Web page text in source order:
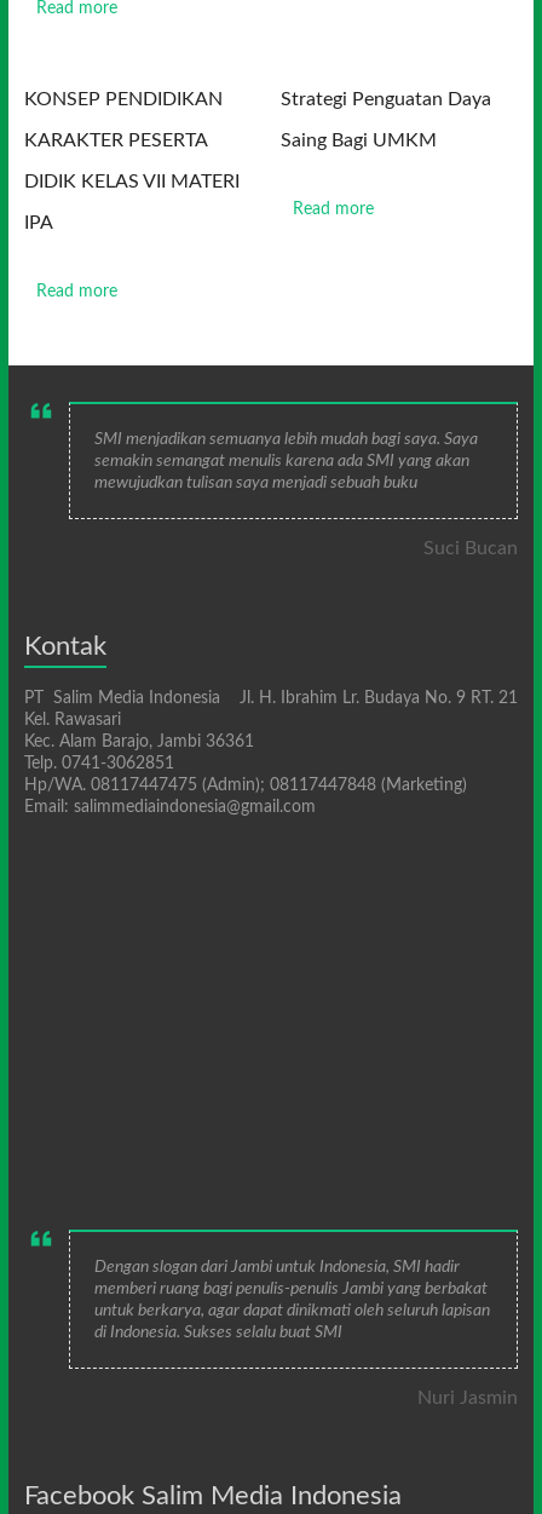
Read more
KONSEP PENDIDIKAN
KARAKTER PESERTA
DIDIK KELAS VII MATERI
IPA
Read more
Strategi Penguatan Daya
Saing Bagi UMKM
Read more
SMI menjadikan semuanya lebih mudah bagi saya. Saya
semakin semangat menulis karena ada SMI yang akan
mewujudkan tulisan saya menjadi sebuah buku
Suci Bucan
Kontak
PT Salim Media Indonesia Jl. H. Ibrahim Lr. Budaya No. 9 RT. 21
Kel. Rawasari
Kec. Alam Barajo, Jambi 36361
Telp. 0741-3062851
Hp/WA. 08117447475 (Admin); 08117447848 (Marketing)
Email: salimmediaindonesia@gmail.com
Dengan slogan dari Jambi untuk Indonesia, SMI hadir
memberi ruang bagi penulis-penulis Jambi yang berbakat
untuk berkarya, agar dapat dinikmati oleh seluruh lapisan
di Indonesia. Sukses selalu buat SMI
Nuri Jasmin
Facebook Salim Media Indonesia